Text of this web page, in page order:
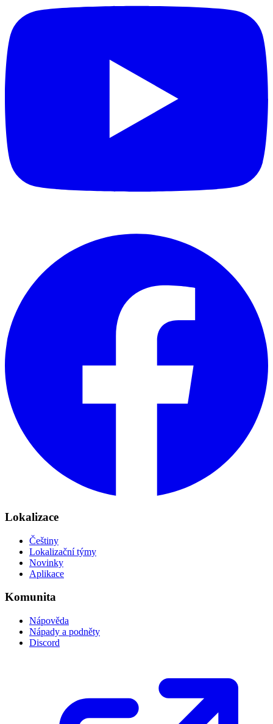
Lokalizace
Češtiny
Lokalizační týmy
Novinky
Aplikace
Komunita
Nápověda
Nápady a podněty
Discord